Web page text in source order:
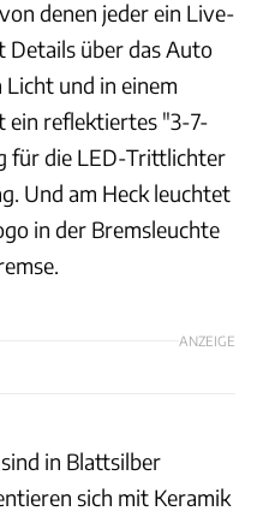
denen jeder ein Live-
Details über das Auto
und in einem
ein reflektiertes "3-7-
für die LED-Trittlichter
Und am Heck leuchtet
in der Bremsleuchte
ANZEIGE
in Blattsilber
sich mit Keramik